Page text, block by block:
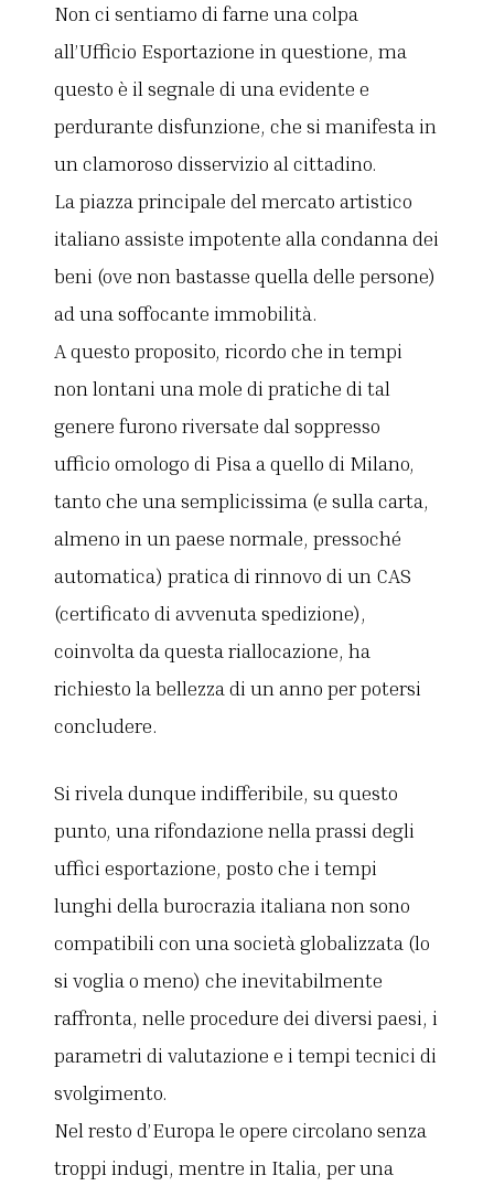
Non ci sentiamo di farne una colpa
all’Ufficio Esportazione in questione, ma
questo è il segnale di una evidente e
perdurante disfunzione, che si manifesta in
un clamoroso disservizio al cittadino.
La piazza principale del mercato artistico
italiano assiste impotente alla condanna dei
beni (ove non bastasse quella delle persone)
ad una soffocante immobilità.
A questo proposito, ricordo che in tempi
non lontani una mole di pratiche di tal
genere furono riversate dal soppresso
ufficio omologo di Pisa a quello di Milano,
tanto che una semplicissima (e sulla carta,
almeno in un paese normale, pressoché
automatica) pratica di rinnovo di un CAS
(certificato di avvenuta spedizione),
coinvolta da questa riallocazione, ha
richiesto la bellezza di un anno per potersi
concludere.
Si rivela dunque indifferibile, su questo
punto, una rifondazione nella prassi degli
uffici esportazione, posto che i tempi
lunghi della burocrazia italiana non sono
compatibili con una società globalizzata (lo
si voglia o meno) che inevitabilmente
raffronta, nelle procedure dei diversi paesi, i
parametri di valutazione e i tempi tecnici di
svolgimento.
Nel resto d’Europa le opere circolano senza
troppi indugi, mentre in Italia, per una